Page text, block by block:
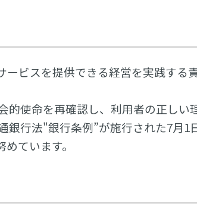
ビスを提供できる経営を実践する
的使命を再確認し、利用者の正しい
銀行法"銀行条例”が施行された7月1
ています。